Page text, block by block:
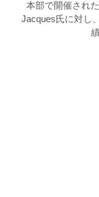
本部で開催され
Jacques氏に対し